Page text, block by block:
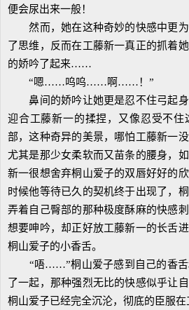
便会尿出来一般！
然而，她在这种奇妙的快感中更为
了思维，反而在工藤新一真正的抓着
的娇吟了起来……
“嗯……呜呜……啊……！”
鼻间的娇吟让她更是忍不住弓起身
迎合工藤新一的揉捏，又像忍受不住
部，这种奇异的美景，哪怕工藤新一
尤其是那少女柔软而又苗条的腰身，
新一很想舍弃桐山爱子的双唇好好的
时候他等待已久的契机终于出现了，
弄着自己臀部的那种极度酥麻的快感
想要呻吟，却正好放工藤新一的长舌
桐山爱子的小香舌。
“唔……”桐山爱子感到自己的香舌
了一起，那种强烈无比的快感似乎让
桐山爱子已经完全沉沦，彻底的臣服在